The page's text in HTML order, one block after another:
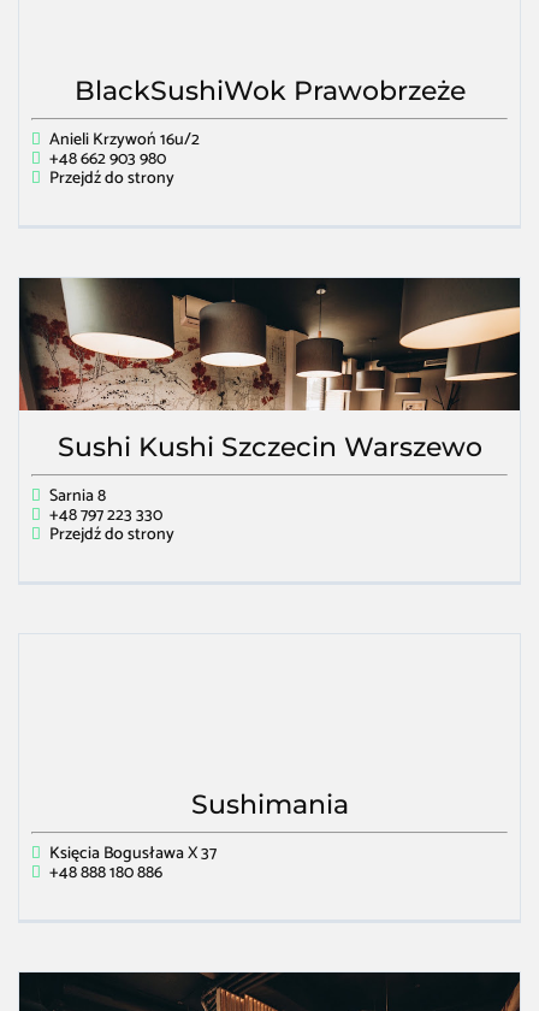
BlackSushiWok Prawobrzeże
Anieli Krzywoń 16u/2
+48 662 903 980
Przejdź do strony
Sushi Kushi Szczecin Warszewo
Sarnia 8
+48 797 223 330
Przejdź do strony
Sushimania
Księcia Bogusława X 37
+48 888 180 886